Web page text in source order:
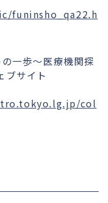
funinsho_qa22.h
一歩〜医療機関探
ブサイト
col